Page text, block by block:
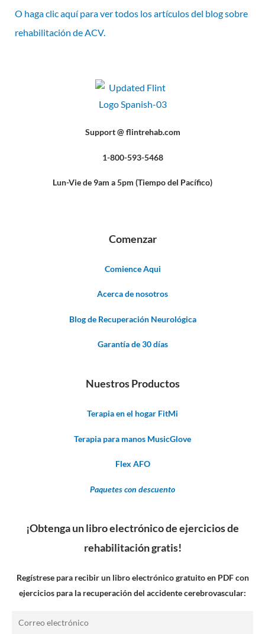
O haga clic aquí para ver todos los artículos del blog sobre
rehabilitación de ACV.
Support @ flintrehab.com
1-800-593-5468
Lun-Vie de 9am a 5pm (Tiempo del Pacífico)
Comenzar
Comience Aqui
Acerca de nosotros
Blog de Recuperación Neurológica
Garantía de 30 días
Nuestros Productos
Terapia en el hogar FitMi
Terapia para manos MusicGlove
Flex AFO
Paquetes con descuento
¡Obtenga un libro electrónico de ejercicios de
rehabilitación gratis!
Regístrese para recibir un libro electrónico gratuito en PDF con
ejercicios para la recuperación del accidente cerebrovascular:
Correo